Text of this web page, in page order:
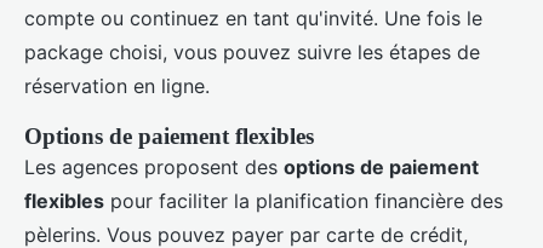
compte ou continuez en tant qu'invité. Une fois le
package choisi, vous pouvez suivre les étapes de
réservation en ligne.
Options de paiement flexibles
Les agences proposent des options de paiement
flexibles pour faciliter la planification financière des
pèlerins. Vous pouvez payer par carte de crédit,